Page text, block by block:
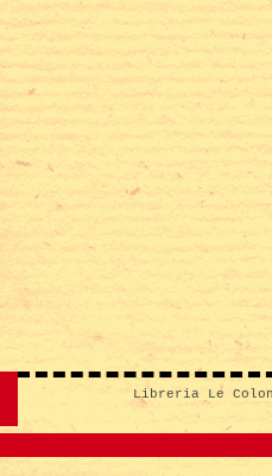
Libreria Le